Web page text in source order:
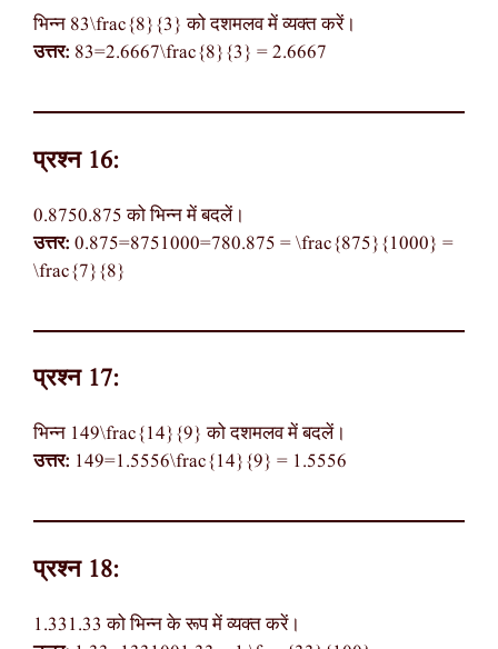
भिन्न 83\frac{8}{3} को दशमलव में व्यक्त करें।
उत्तर: 83=2.6667\frac{8}{3} = 2.6667
प्रश्न 16:
0.8750.875 को भिन्न में बदलें।
उत्तर: 0.875=8751000=780.875 = \frac{875}{1000} =
\frac{7}{8}
प्रश्न 17:
भिन्न 149\frac{14}{9} को दशमलव में बदलें।
उत्तर: 149=1.5556\frac{14}{9} = 1.5556
प्रश्न 18:
1.331.33 को भिन्न के रूप में व्यक्त करें।